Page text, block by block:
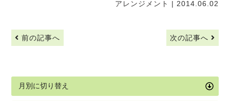
アレンジメント | 2014.06.02
前の記事へ 次の記事へ